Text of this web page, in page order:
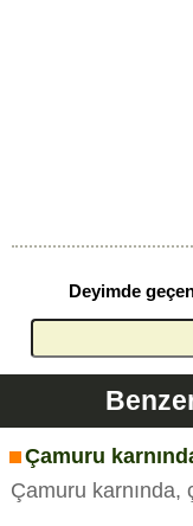
Deyimde
Çamuru
Çamuru karnında,